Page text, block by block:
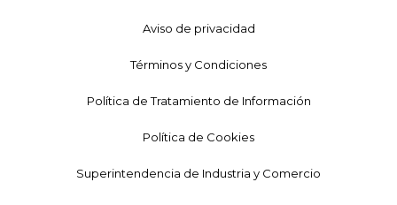
Aviso de privacidad
Términos y Condiciones
Política de Tratamiento de Información
Política de Cookies
Superintendencia de Industria y Comercio